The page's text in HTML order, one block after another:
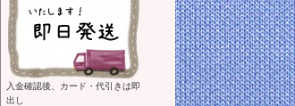
入金確認後、カード・代引きは即
出し